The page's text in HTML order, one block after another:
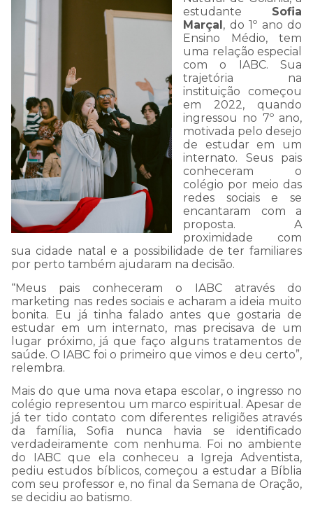
estudante Sofia
Marçal , do 1º ano do
Ensino Médio, tem
uma relação especial
com o IABC. Sua
trajetória na
instituição começou
em 2022, quando
ingressou no 7º ano,
motivada pelo desejo
de estudar em um
internato. Seus pais
conheceram o
colégio por meio das
redes sociais e se
encantaram com a
proposta. A
proximidade com
sua cidade natal e a possibilidade de ter familiares
por perto também ajudaram na decisão.
“Meus pais conheceram o IABC através do
marketing nas redes sociais e acharam a ideia muito
bonita. Eu já tinha falado antes que gostaria de
estudar em um internato, mas precisava de um
lugar próximo, já que faço alguns tratamentos de
saúde. O IABC foi o primeiro que vimos e deu certo”,
relembra.
Mais do que uma nova etapa escolar, o ingresso no
colégio representou um marco espiritual. Apesar de
já ter tido contato com diferentes religiões através
da família, Sofia nunca havia se identificado
verdadeiramente com nenhuma. Foi no ambiente
do IABC que ela conheceu a Igreja Adventista,
pediu estudos bíblicos, começou a estudar a Bíblia
com seu professor e, no final da Semana de Oração,
se decidiu ao batismo.
para resolver esta questão!
Prazo de normalização:
quinta-feira, 23/11/2023 às
17h
Nossa equipe está ligando
para cada mensagem
enviada!
Caso queira falar
diretamente conosco ligue
no número (62) 3395-
8002.
Estou ciente - Fechar Aviso